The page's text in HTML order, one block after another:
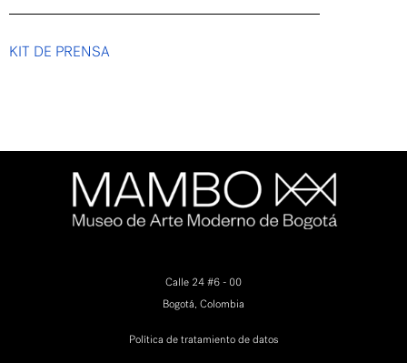
KIT DE PRENSA
Calle 24 #6 - 00
Bogotá, Colombia
Política de tratamiento de datos